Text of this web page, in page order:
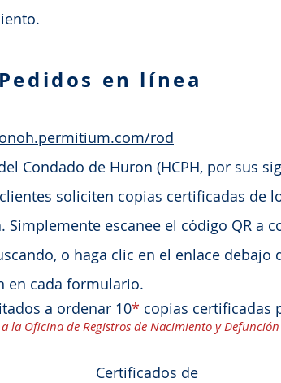
Pedidos en línea
rod
Condado de Huron (HCPH, por sus
soliciten copias certificadas de
escanee el código QR a
o haga clic en el enlace debajo
en cada formulario.
a ordenar 10* copias certificadas
la Oficina de Registros de Nacimiento y
Certificados de